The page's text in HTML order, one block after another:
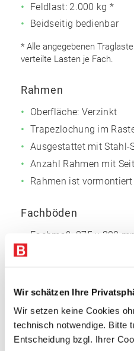
Wir schätzen Ihre
Wir setzen keine Cookies
technisch notwendige. Bitte
Entscheidung bzgl. Ihrer
Feldlast: 2.000 kg *
Beidseitig bedienbar
* Alle angegebenen
verteilte Lasten je Fach.
Rahmen
Oberfläche: Verzinkt
Trapezlochung im
Ausgestattet mit Stahl-
Anzahl Rahmen mit
Rahmen ist vormontiert
Fachböden
Fachmaß: 875 x 300
Einlegeböden Span, 16
Inkl. 2 Stufenbalken
Keine zusätzliche